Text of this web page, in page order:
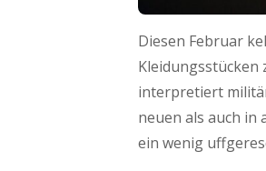
Diesen Februar
interpretiert
neuen als auch in
ein wenig